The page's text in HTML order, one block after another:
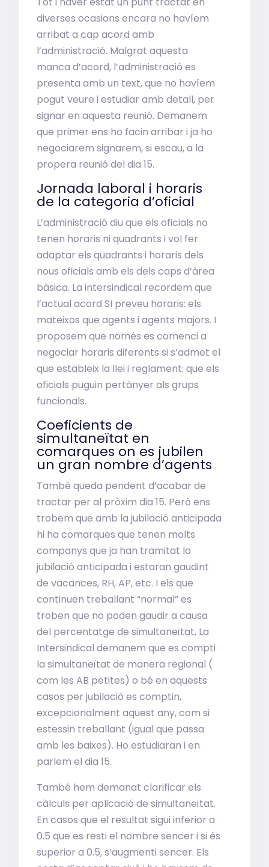
diverses ocasions encara no havíem
arribat a cap acord amb
l’administració. Malgrat aquesta
manca d’acord, l’administració es
presenta amb un text, que no havíem
pogut veure i estudiar amb detall, per
signar en aquesta reunió. Demanem
que primer ens ho facin arribar i ja ho
negociarem signarem, si escau, a la
propera reunió del dia 15.
Jornada laboral i horaris
de la categoria d’oficial
L’administració diu que els oficials no
tenen horaris ni quadrants i vol fer
adaptar els quadrants i horaris dels
nous oficials amb els dels caps d’àrea
bàsica. La intersindical recordem que
l’actual acord SI preveu horaris: els
mateixos que agents i agents majors. I
proposem que només es comenci a
negociar horaris diferents si s’admet el
que estableix la llei i reglament: que els
oficials puguin pertànyer als grups
funcionals.
Coeficients de
simultaneïtat en
comarques on es jubilen
un gran nombre d’agents
També queda pendent d’acabar de
tractar per al pròxim dia 15. Però ens
trobem que amb la jubilació anticipada
hi ha comarques que tenen molts
companys que ja han tramitat la
jubilació anticipada i estaran gaudint
de vacances, RH, AP, etc. I els que
continuen treballant “normal” es
troben que no poden gaudir a causa
del percentatge de simultaneïtat, La
Intersindical demanem que es compti
la simultaneïtat de manera regional (
com les AB petites) o bé en aquests
casos per jubilació es comptin,
excepcionalment aquest any, com si
estessin treballant (igual que passa
amb les baixes). Ho estudiaran i en
parlem el dia 15.
També hem demanat clarificar els
càlculs per aplicació de simultaneïtat.
En casos que el resultat sigui inferior a
0.5 que es resti el nombre sencer i si és
superior a 0.5, s’augmenti sencer. Els